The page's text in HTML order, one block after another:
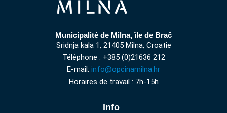
Municipalité de Milna, île de Brač
Sridnja kala 1, 21405 Milna, Croatie
Téléphone : +385 (0)21636 212
E-mail: info@opcinamilna.hr
Horaires de travail : 7h-15h
Info